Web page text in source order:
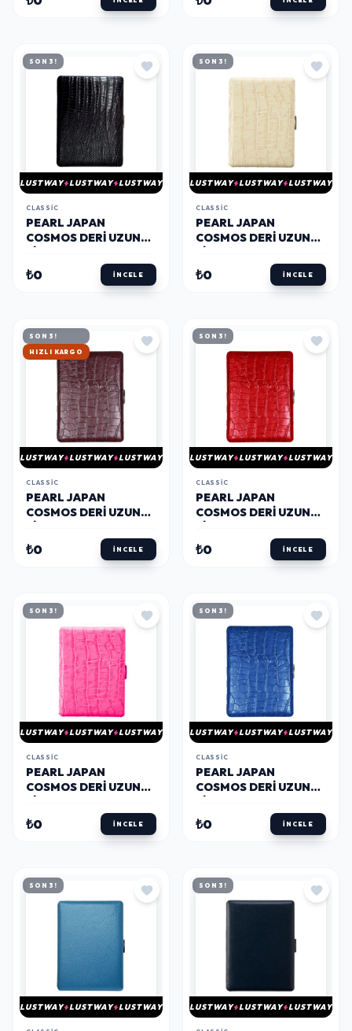
SON 3!
LUSTWAY LUSTWAY LUSTWAY
CLASSIC
PEARL JAPAN
COSMOS DERI UZUN
LIZARD SIYAH 9LU
₺0 İNCELE
SON 3!
LUSTWAY LUSTWAY LUSTWAY
CLASSIC
PEARL JAPAN
COSMOS DERI UZUN
CROCO BEYAZ 9LU
₺0 İNCELE
SON 3!
HIZLI KARGO
LUSTWAY LUSTWAY LUSTWAY
CLASSIC
PEARL JAPAN
COSMOS DERI UZUN
CROCO KAHVE 9LU
₺0 İNCELE
SON 3!
LUSTWAY LUSTWAY LUSTWAY
CLASSIC
PEARL JAPAN
COSMOS DERI UZUN
CROCO KIRMIZI 9LU
₺0 İNCELE
SON 3!
LUSTWAY LUSTWAY LUSTWAY
CLASSIC
PEARL JAPAN
COSMOS DERI UZUN
CROCO PEMBE 9LU
₺0 İNCELE
SON 3!
LUSTWAY LUSTWAY LUSTWAY
CLASSIC
PEARL JAPAN
COSMOS DERI UZUN
CROCO MAVI 9LU
₺0 İNCELE
SON 3!
LUSTWAY LUSTWAY LUSTWAY
SON 3!
LUSTWAY LUSTWAY LUSTWAY